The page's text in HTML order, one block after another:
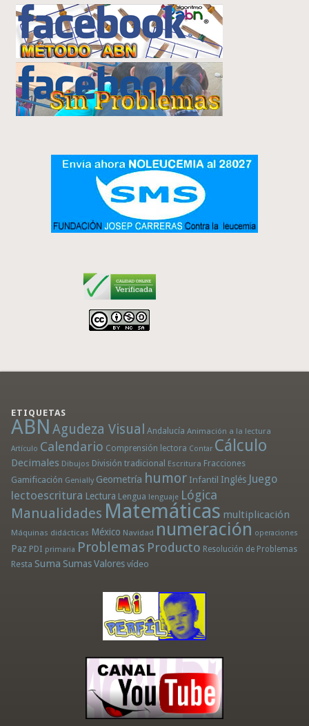
ETIQUETAS
ABN Agudeza Visual Andalucía Animación a la lectura
Artículo Calendario Comprensión lectora Contar Cálculo
Decimales Dibujos División tradicional Escritura Fracciones
Gamificación Genially Geometría humor Infantil Inglés Juego
lectoescritura Lectura Lengua lenguaje Lógica
Manualidades Matemáticas multiplicación
Máquinas didácticas México Navidad numeración operaciones
Paz PDI primaria Problemas Producto Resolución de Problemas
Resta Suma Sumas Valores vídeo